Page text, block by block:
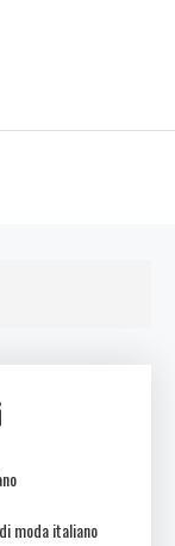
moda italiano